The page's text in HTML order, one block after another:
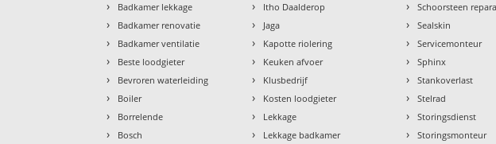
› Badkamer lekkage
› Badkamer renovatie
› Badkamer ventilatie
› Beste loodgieter
› Bevroren waterleiding
› Boiler
› Borrelende
› Bosch
› Itho Daalderop
› Jaga
› Kapotte riolering
› Keuken afvoer
› Klusbedrijf
› Kosten loodgieter
› Lekkage
› Lekkage badkamer
› Schoorsteen
› Sealskin
› Servicemonteur
› Sphinx
› Stankoverlast
› Stelrad
› Storingsdienst
› Storingsmonteur